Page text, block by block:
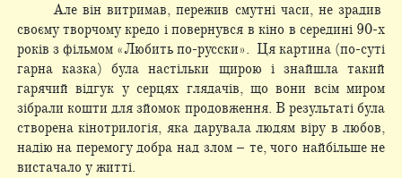
Але він витримав, пережив смутні часи, не зрадив
своєму творчому кредо і повернувся в кіно в середині 90-х
років з фільмом «Любить по-русски». Ця картина (по-суті
гарна казка) була настільки щирою і знайшла такий
гарячий відгук у серцях глядачів, що вони всім миром
зібрали кошти для зйомок продовження. В результаті була
створена кінотрилогія, яка дарувала людям віру в любов,
надію на перемогу добра над злом – те, чого найбільше не
вистачало у житті.